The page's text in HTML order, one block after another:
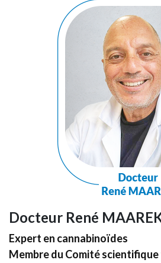
Docteur René
Expert en cannabinoïdes
Membre du Comité scientifique